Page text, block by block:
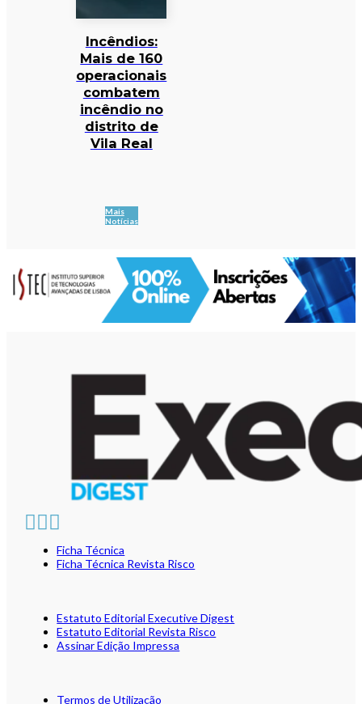
Incêndios:
Mais de 160
operacionais
combatem
incêndio no
distrito de
Vila Real
Mais
Notícias
Ficha Técnica
Ficha Técnica Revista Risco
Estatuto Editorial Executive Digest
Estatuto Editorial Revista Risco
Assinar Edição Impressa
Termos de Utilização